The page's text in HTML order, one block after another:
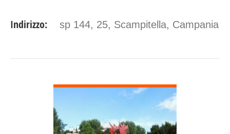
innovativi quanto rari a…
Indirizzo: sp 144, 25, Scampitella, Campania